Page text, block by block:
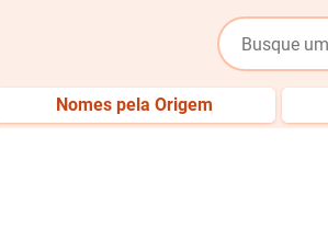
Nomes pela Origem